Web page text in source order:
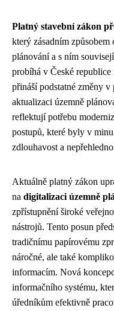
Platný stavební zákon
který zásadním
plánování a s ním
probíhá v České republice
přináší podstatné změny
aktualizaci územně
reflektují potřebu
postupů, které byly v
zdlouhavost a
Aktuálně platný zákon
na digitalizaci územně
zpřístupnění široké
nástrojů. Tento posun
tradičnímu papírovému
náročné, ale také
informacím. Nová
informačního systému,
úředníkům efektivně